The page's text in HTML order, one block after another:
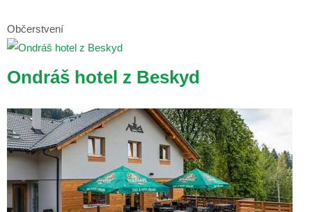
Občerstvení
Ondráš hotel z Beskyd